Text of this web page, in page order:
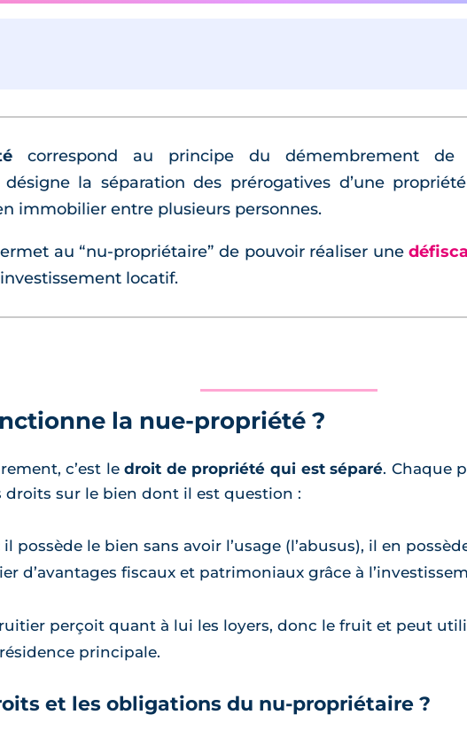
correspond au principe du démembrement
la séparation des prérogatives d’une
immobilier entre plusieurs personnes.
au “nu-propriétaire” de pouvoir réaliser une
investissement locatif.
la nue-propriété ?
c’est ledroit de propriété qui est séparé. Chaque
sur le bien dont il est question :
il possède le bien sans avoir l’usage (l’abusus), il en
d’avantages fiscaux et patrimoniaux grâce à
perçoit quant à lui les loyers, donc le fruit et peut
principale.
et les obligations du nu-propriétaire ?